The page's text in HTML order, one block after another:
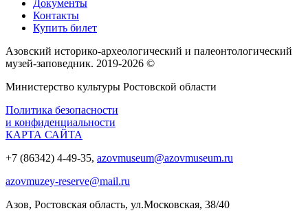
Документы
Контакты
Купить билет
Азовский историко‑археологический и палеонтологический
музей‑заповедник. 2019-2026 ©
Министерство культуры Ростовской области
Политика безопасности
и конфиденциальности
КАРТА САЙТА
+7 (86342) 4-49-35, azovmuseum@azovmuseum.ru
azovmuzey-reserve@mail.ru
Азов, Ростовская область, ул.Московская, 38/40